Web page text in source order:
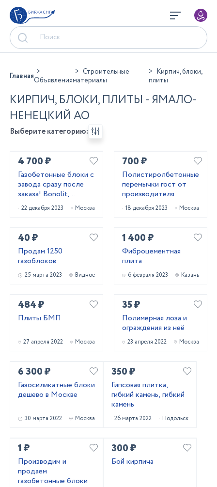
БИРЖА СНГ
ГлавнаяОбъявления
Строительные
материалы
Кирпич, блоки,
плиты
КИРПИЧ, БЛОКИ, ПЛИТЫ - ЯМАЛО-
НЕНЕЦКИЙ АО
Выберите категорию:
4 700 ₽
Газобетонные блоки с
завода сразу после
заказа! Bonolit,
Pоritер, Cubi bloсk,
Блоки из Беларуси!
22 декабря 2023 Москва
700 ₽
Полистиролбетонные
перемычки гост от
производителя.
18 декабря 2023 Москва
40 ₽
Продам 1250
газоблоков
25 марта 2023 Видное
1 400 ₽
Фиброцементная
плита
6 февраля 2023 Казань
484 ₽
Плиты БМП
27 апреля 2022 Москва
35 ₽
Полимерная лоза и
ограждения из неё
23 апреля 2022 Москва
6 300 ₽
Газосиликатные блоки
дешево в Москве
30 марта 2022 Москва
350 ₽
Гипсовая плитка,
гибкий камень, гибкий
камень
26 марта 2022 Подольск
1 ₽
Производим и
продаем
газобетонные блоки
300 ₽
Бой кирпича